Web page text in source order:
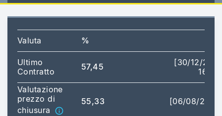
Valuta %
Ultimo
Contratto
57,45
[30/12/
Valutazione
prezzo di
chiusura
55,33 [06/08/